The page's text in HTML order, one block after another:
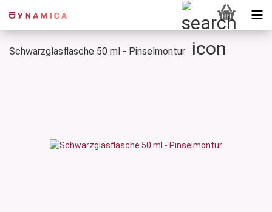
Schwarzglasflasche 50 ml - Pinselmontur